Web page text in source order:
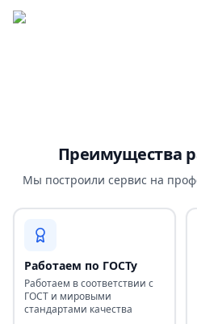
Преимущества
Мы построили сервис на
Работаем по ГОСТу
Работаем в соответствии с
ГОСТ и мировыми
стандартами качества